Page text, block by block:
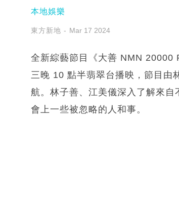
本地娛樂
東方新地 Mar 17 2024
全新綜藝節目《大善 NMN 20000
三晚 10 點半翡翠台播映，節目由
航。林子善、江美儀深入了解來
會上一些被忽略的人和事。